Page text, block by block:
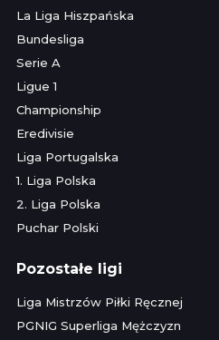
La Liga Hiszpańska
Bundesliga
Serie A
Ligue 1
Championship
Eredivisie
Liga Portugalska
1. Liga Polska
2. Liga Polska
Puchar Polski
Pozostałe ligi
Liga Mistrzów Piłki Ręcznej
PGNIG Superliga Mężczyzn